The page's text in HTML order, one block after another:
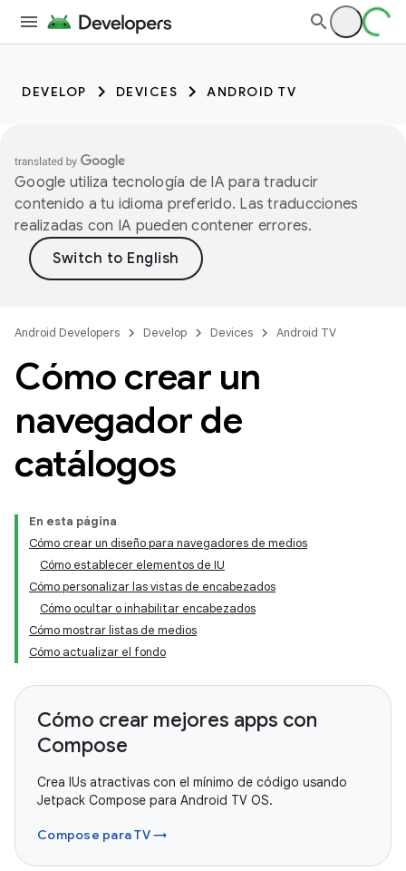
DEVELOP DEVICES ANDROID TV
Google utiliza tecnología de IA para traducir
contenido a tu idioma preferido. Las traducciones
realizadas con IA pueden contener errores.
Android Developers Develop Devices Android TV
Cómo crear un
navegador de
catálogos
En esta página
Cómo crear un diseño para navegadores de medios
Cómo establecer elementos de IU
Cómo personalizar las vistas de encabezados
Cómo ocultar o inhabilitar encabezados
Cómo mostrar listas de medios
Cómo actualizar el fondo
Cómo crear mejores apps con
Compose
Crea IUs atractivas con el mínimo de código usando
Jetpack Compose para Android TV OS.
Compose para TV →